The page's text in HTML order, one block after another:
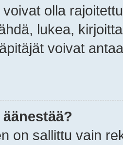
olla
lukea,
voivat
on sallittu vain